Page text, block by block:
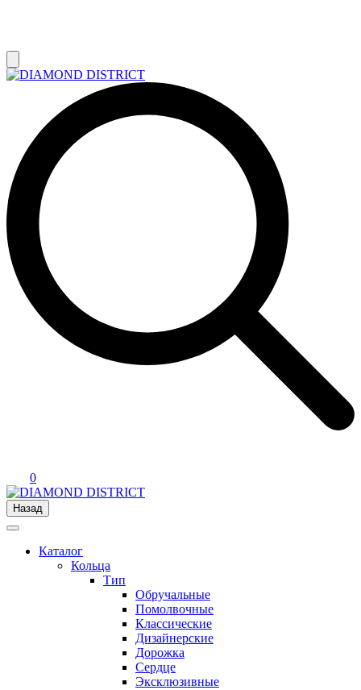
0
Назад
Каталог
Кольца
Тип
Обручальные
Помолвочные
Классические
Дизайнерские
Дорожка
Сердце
Эксклюзивные